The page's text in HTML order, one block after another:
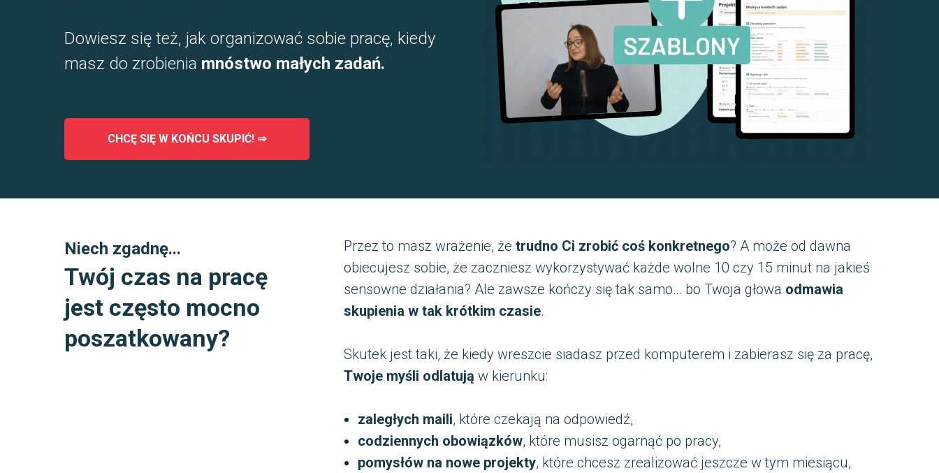
Dowiesz się też, jak organizować sobie pracę, kiedy
masz do zrobienia mnóstwo małych zadań.
CHCĘ SIĘ W KOŃCU SKUPIĆ! ⇒
Niech zgadnę...
Twój czas na pracę
jest często mocno
poszatkowany?
Przez to masz wrażenie, że trudno Ci zrobić coś konkretnego? A może od dawna
obiecujesz sobie, że zaczniesz wykorzystywać każde wolne 10 czy 15 minut na jakieś
sensowne działania? Ale zawsze kończy się tak samo… bo Twoja głowa odmawia
skupienia w tak krótkim czasie.
Skutek jest taki, że kiedy wreszcie siadasz przed komputerem i zabierasz się za pracę,
Twoje myśli odlatują w kierunku:
zaległych maili, które czekają na odpowiedź,
codziennych obowiązków, które musisz ogarnąć po pracy,
pomysłów na nowe projekty, które chcesz zrealizować jeszcze w tym miesiącu,